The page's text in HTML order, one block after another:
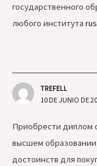
государственного
любого института
TREFELL
10 DE JUNIO DE
Приобрести диплом
высшем
достоинств для